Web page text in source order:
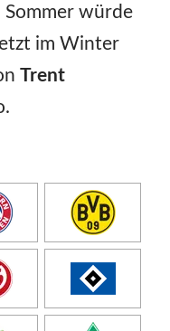
Sommer würde
im Winter
Trent